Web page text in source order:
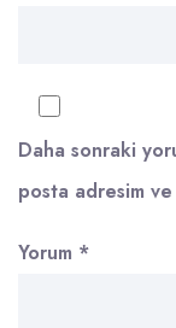
Daha sonraki
posta adresim
Yorum *